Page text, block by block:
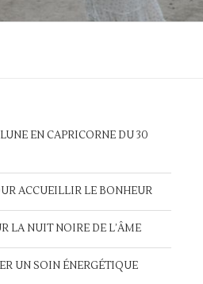
EN CAPRICORNE DU 30
ACCUEILLIR LE BONHEUR
LA NUIT NOIRE DE L’ÂME
UN SOIN ÉNERGÉTIQUE